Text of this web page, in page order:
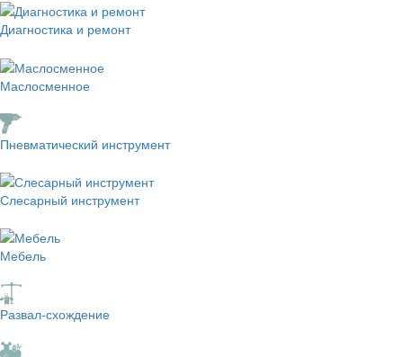
Диагностика и ремонт
Маслосменное
Пневматический инструмент
Слесарный инструмент
Мебель
Развал-схождение